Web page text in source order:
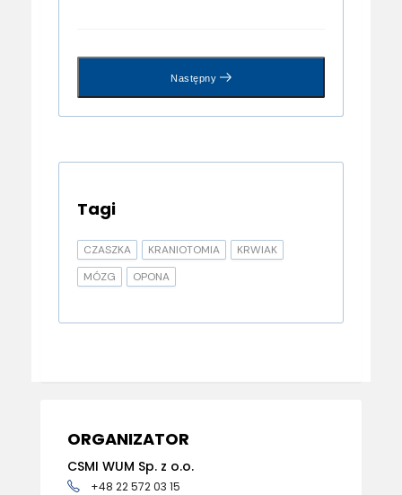
Następny
Tagi
CZASZKA KRANIOTOMIA
KRWIAK
MÓZG
OPONA
ORGANIZATOR
CSMI WUM Sp. z o.o.
+48 22 572 03 15